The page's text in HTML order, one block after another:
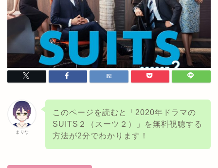
まりな
このページを読むと「2020年ドラマの
SUITS２（スーツ２）」を無料視聴する
方法が2分でわかります！